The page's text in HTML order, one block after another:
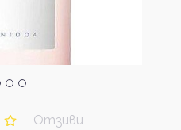
Отзиви